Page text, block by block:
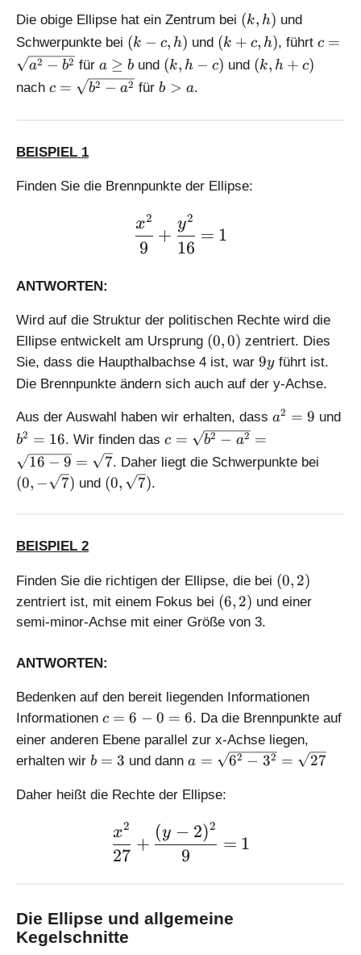
Die obige Ellipse hat ein Zentrum bei (
k
,
h
(k, h) und
Schwerpunkte bei (
k
-
c
(k − c, h) und (
k
+
(k + c, h), führt c
c =
a2 − b2 für a
\
a ≥ b und (
k
(k, h − c) und (
(k, h + c)
nach c
q
{
a
2
}
c = b2 − a2 fürb
b > a.
BEISPIEL 1
Finden Sie die Brennpunkte der Ellipse:
\large \displaystyle
9
x2
+
16
y2
= 1
ANTWORTEN:
Wird auf die Struktur der politischen Rechte wird die
Ellipse entwickelt am Ursprung (
0
0
)
(0,0) zentriert. Dies
Sie, dass die Haupthalbachse 4 ist, war 9
y
9yführt ist.
Die Brennpunkte ändern sich auch auf der y-Achse.
Aus der Auswahl haben wir erhalten, dass a
=
a2 = 9 und
b
2
=
b2 = 16. Wir finden dasc
=
\
^
2
-
a
=
\
s
q
{
6
-
\
c = b2 − a2 =
16−9 = 7. Daher liegt die Schwerpunkte bei
(0, − 7) und (
r
t
{
}
(0, 7).
BEISPIEL 2
Finden Sie die richtigen der Ellipse, die bei (
0
(0, 2)
zentriert ist, mit einem Fokus bei (
6
(6, 2) und einer
semi-minor-Achse mit einer Größe von 3.
ANTWORTEN:
Bedenken auf den bereit liegenden Informationen
Informationen c
=
-
=
c = 6 − 0 = 6. Da die Brennpunkte auf
einer anderen Ebene parallel zur x-Achse liegen,
erhalten wir b
3
b = 3 und danna
\
q
rt
{
2
a = 62 − 32 = 27
Daher heißt die Rechte der Ellipse:
\large \displaystyle
27
x2
+
9
(y − 2)2
= 1
Die Ellipse und allgemeine
Kegelschnitte